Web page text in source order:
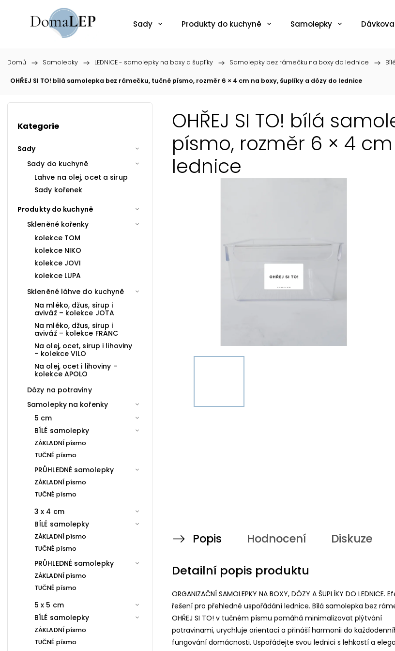
Sady Produkty do kuchyně Samolepky
Domů / Samolepky / LEDNICE - samolepky na boxy a šuplíky / Samolepky bez rámečku na boxy do lednice /
OHŘEJ SI TO! bílá samolepka bez rámečku, tučné písmo, rozměr 6 × 4 cm na boxy, šuplíky a dózy do lednice
Kategorie
Sady
Sady do kuchyně
Lahve na olej, ocet a sirup
Sady kořenek
Produkty do kuchyně
Skleněné kořenky
kolekce TOM
kolekce NIKO
kolekce JOVI
kolekce LUPA
Skleněné láhve do kuchyně
Na mléko, džus, sirup i
aviváž – kolekce JOTA
Na mléko, džus, sirup i
aviváž – kolekce FRANC
Na olej, ocet, sirup i lihoviny
– kolekce VILO
Na olej, ocet i lihoviny –
kolekce APOLO
Dózy na potraviny
Samolepky na kořenky
5 cm
BÍLÉ samolepky
ZÁKLADNÍ písmo
TUČNÉ písmo
PRŮHLEDNÉ samolepky
ZÁKLADNÍ písmo
TUČNÉ písmo
3 x 4 cm
BÍLÉ samolepky
ZÁKLADNÍ písmo
TUČNÉ písmo
PRŮHLEDNÉ samolepky
ZÁKLADNÍ písmo
TUČNÉ písmo
5 x 5 cm
BÍLÉ samolepky
ZÁKLADNÍ písmo
TUČNÉ písmo
OHŘEJ SI TO! bílá
písmo, rozměr 6 × 4
lednice
Popis Hodnocení Diskuze
Detailní popis produktu
ORGANIZAČNÍ SAMOLEPKY NA BOXY, DÓZY A ŠUPLÍKY DO LEDNICE.
řešení pro přehledné uspořádání lednice. Bílá samolepka bez
OHŘEJ SI TO! v tučném písmu pomáhá minimalizovat plýtvání
potravinami, urychluje orientaci a přináší harmonii do
fungování domácnosti. Uspořádejte svou lednici s lehkostí a